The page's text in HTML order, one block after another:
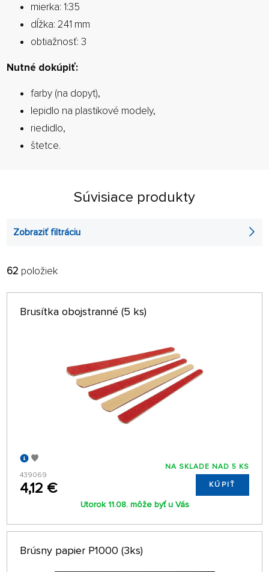
mierka: 1:35
dĺžka: 241 mm
obtiažnosť: 3
Nutné dokúpiť:
farby (na dopyt),
lepidlo na plastikové modely,
riedidlo,
štetce.
Súvisiace produkty
Zobraziť filtráciu
FILTROVAŤ:
ABECEDNE
62 položiek
Brusítka obojstranné (5 ks)
439069
4,12 €
NA SKLADE NAD 5 KS
KÚPIŤ
Utorok 11.08. môže byť u Vás
Brúsny papier P1000 (3ks)